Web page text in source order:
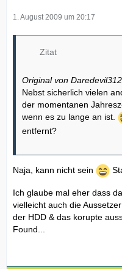
1. August 2009 um 20:17
Zitat
Original von Daredevil312
Nebst sicherlich vielen
der momentanen
wenn es zu lange an ist.
entfernt?
Naja, kann nicht sein
Ich glaube mal eher dass
vielleicht auch die Aussetzer
der HDD & das korupte
Found...